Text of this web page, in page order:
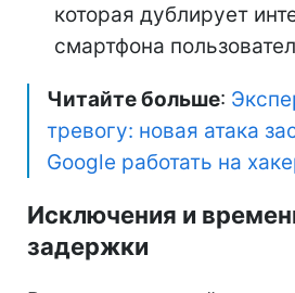
которая дублирует
смартфона
Читайте больше:
тревогу: новая атака
Google работать на
Исключения и
задержки